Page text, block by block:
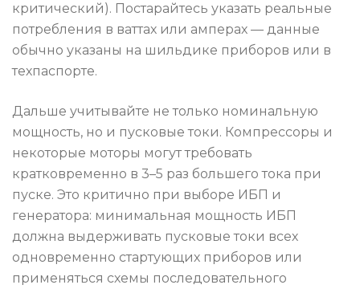
критический). Постарайтесь указать реальные
потребления в ваттах или амперах — данные
обычно указаны на шильдике приборов или в
техпаспорте.
Дальше учитывайте не только номинальную
мощность, но и пусковые токи. Компрессоры и
некоторые моторы могут требовать
кратковременно в 3–5 раз большего тока при
пуске. Это критично при выборе ИБП и
генератора: минимальная мощность ИБП
должна выдерживать пусковые токи всех
одновременно стартующих приборов или
применяться схемы последовательного